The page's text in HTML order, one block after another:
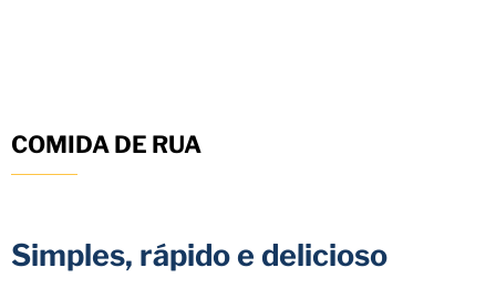
COMIDA DE RUA
Simples, rápido e delicioso